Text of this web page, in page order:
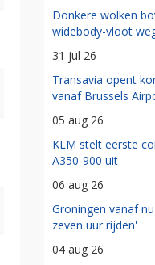
Donkere wolken
widebody-vloot
31 jul 26
Transavia opent
vanaf Brussels
05 aug 26
KLM stelt eerste
A350-900 uit
06 aug 26
Groningen vanaf
zeven uur rijden'
04 aug 26